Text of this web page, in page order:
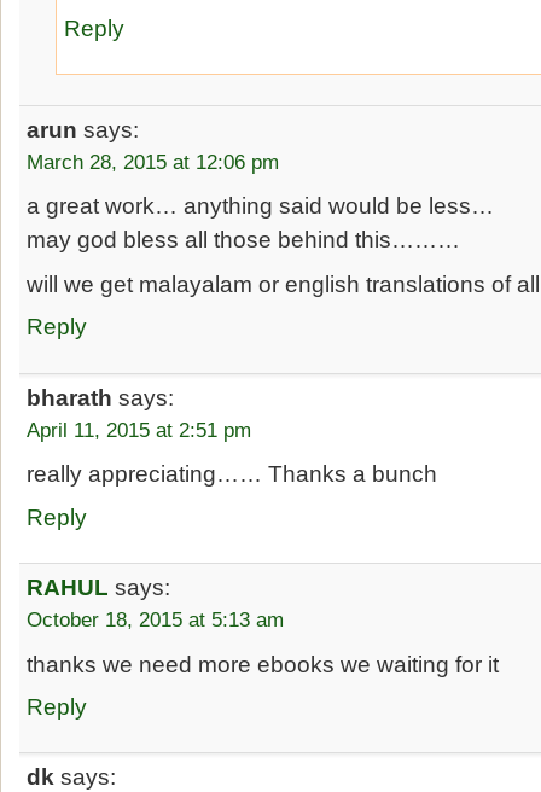
Reply
arun says:
March 28, 2015 at 12:06 pm
a great work… anything said would be less…
may god bless all those behind this………
will we get malayalam or english translations of
Reply
bharath says:
April 11, 2015 at 2:51 pm
really appreciating…… Thanks a bunch
Reply
RAHUL says:
October 18, 2015 at 5:13 am
thanks we need more ebooks we waiting for it
Reply
dk says: